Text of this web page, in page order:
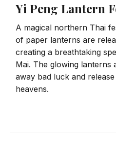
Yi Peng Lantern
A magical northern Thai
of paper lanterns are
creating a breathtaking
Mai. The glowing lanterns
away bad luck and
heavens.